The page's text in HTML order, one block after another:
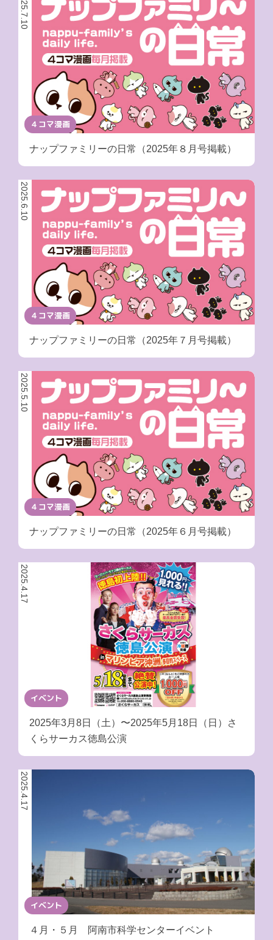
2025.7.10
４コマ漫画
ナップファミリーの日常（2025年８月号掲載）
2025.6.10
４コマ漫画
ナップファミリーの日常（2025年７月号掲載）
2025.5.10
４コマ漫画
ナップファミリーの日常（2025年６月号掲載）
2025.4.17
イベント
2025年3月8日（土）〜2025年5月18日（日）さ
くらサーカス徳島公演
2025.4.17
イベント
４月・５月 阿南市科学センターイベント